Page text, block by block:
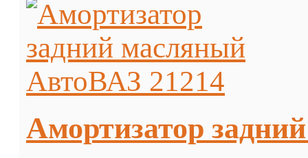
Амортизатор